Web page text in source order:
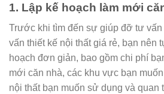
1. Lập kế hoạch làm mới
Trước khi tìm đến sự giúp đỡ tư
vấn thiết kế nội thất giá rẻ, bạn nên
hoạch đơn giản, bao gồm chi phí
mới căn nhà, các khu vực bạn
nội thất bạn muốn sử dụng và quan